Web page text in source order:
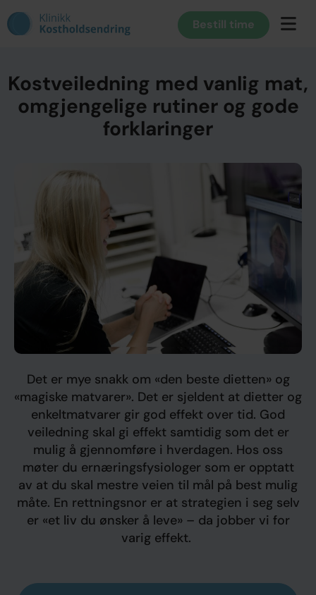
Bestill time
Kostveiledning med vanlig mat,
omgjengelige rutiner og gode
forklaringer
Det er mye snakk om «den beste dietten» og
«magiske matvarer». Det er sjeldent at dietter og
enkeltmatvarer gir god effekt over tid. God
veiledning skal gi effekt samtidig som det er
mulig å gjennomføre i hverdagen. Hos oss
møter du ernæringsfysiologer som er opptatt
av at du skal mestre veien til mål på best mulig
måte. En rettningsnor er at strategien i seg selv
er «et liv du ønsker å leve» – da jobber vi for
varig effekt.